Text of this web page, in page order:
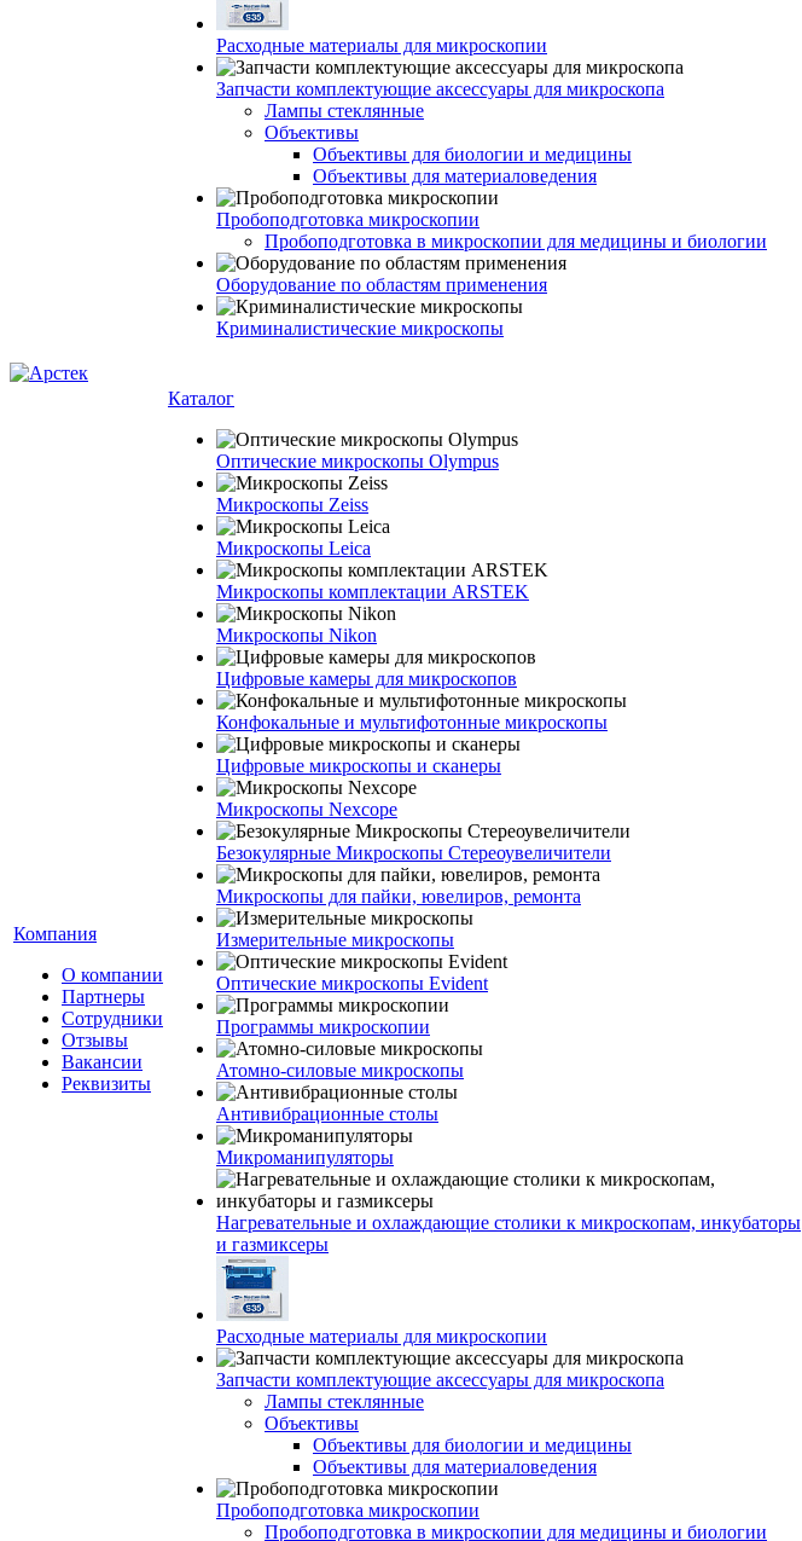
Расходные материалы для микроскопии
Запчасти комплектующие аксессуары для микроскопа
Лампы стеклянные
Объективы
Объективы для биологии и медицины
Объективы для материаловедения
Пробоподготовка микроскопии
Пробоподготовка в микроскопии для медицины и биологии
Оборудование по областям применения
Криминалистические микроскопы
Компания
О компании
Партнеры
Сотрудники
Отзывы
Вакансии
Реквизиты
Каталог
Оптические микроскопы Olympus
Микроскопы Zeiss
Микроскопы Leica
Микроскопы комплектации ARSTEK
Микроскопы Nikon
Цифровые камеры для микроскопов
Конфокальные и мультифотонные микроскопы
Цифровые микроскопы и сканеры
Микроскопы Nexcope
Безокулярные Микроскопы Стереоувеличители
Микроскопы для пайки, ювелиров, ремонта
Измерительные микроскопы
Оптические микроскопы Evident
Программы микроскопии
Атомно-силовые микроскопы
Антивибрационные столы
Микроманипуляторы
Нагревательные и охлаждающие столики к микроскопам, инкубаторы
и газмиксеры
Расходные материалы для микроскопии
Запчасти комплектующие аксессуары для микроскопа
Лампы стеклянные
Объективы
Объективы для биологии и медицины
Объективы для материаловедения
Пробоподготовка микроскопии
Пробоподготовка в микроскопии для медицины и биологии